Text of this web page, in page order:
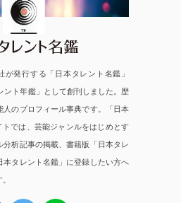
が発行する「日本タレント名鑑」
ント年鑑」として創刊しました。歴
人のプロフィール事典です。「日本
トでは、芸能ジャンルをはじめとす
分析記事の掲載、書籍版「日本タレ
本タレント名鑑」に登録したい方へ